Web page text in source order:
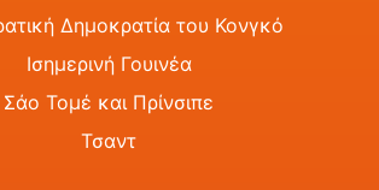
Δημοκρατία του Κονγκό
Ισημερινή Γουινέα
Σάο Τομέ και Πρίνσιπε
Τσαντ